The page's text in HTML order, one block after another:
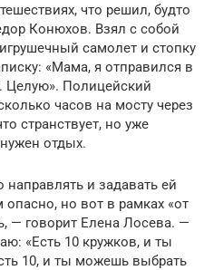
что решил, будто
Конюхов. Взял с собой
самолет и стопку
«Мама, я отправился в
Целую». Полицейский
часов на мосту через
странствует, но уже
отдых.
и задавать ей
но вот в рамках «от
— говорит Елена Лосева. —
«Есть 10 кружков, и ты
10, и ты можешь выбрать